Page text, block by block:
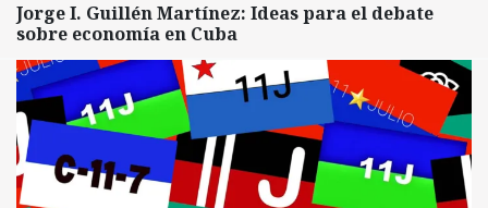
Jorge I. Guillén Martínez: Ideas para el debate
sobre economía en Cuba